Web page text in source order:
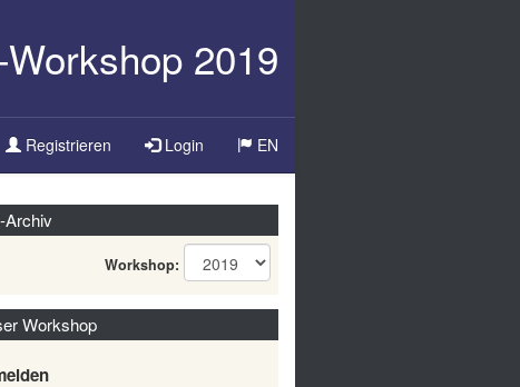
2019
Registrieren Login
Sprache
EN
Archiv
Workshop:
Workshop